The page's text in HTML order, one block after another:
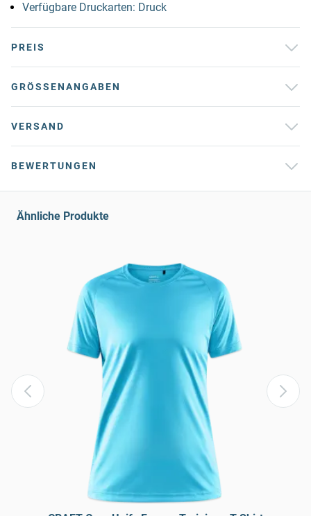
Verfügbare Druckarten: Druck
PREIS
GRÖSSENANGABEN
VERSAND
BEWERTUNGEN
Ähnliche Produkte